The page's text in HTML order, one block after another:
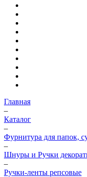
Главная
–
Каталог
–
Фурнитура для папок,
–
Шнуры и Ручки
–
Ручки-ленты репсовые